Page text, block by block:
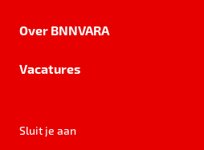
Over BNNVARA
Vacatures
Sluit je aan